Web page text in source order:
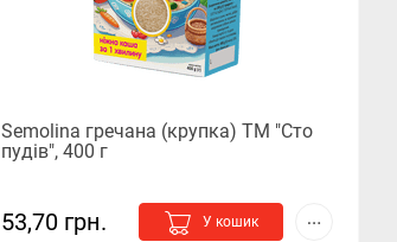
Semolina гречана (крупка) ТМ "Сто
пудів", 400 г
53,70 грн. У кошик